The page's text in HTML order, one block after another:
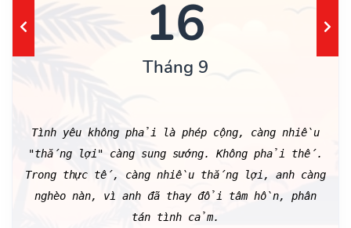
16
Tháng 9
Tình yêu không phải là phép cộng, càng nhiều
"thắng lợi" càng sung sướng. Không phải thế.
Trong thực tế, càng nhiều thắng lợi, anh càng
nghèo nàn, vì anh đã thay đổi tâm hồn, phân
tán tình cảm.